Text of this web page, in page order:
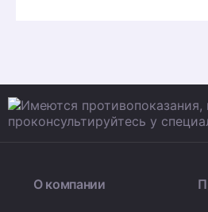
О компании